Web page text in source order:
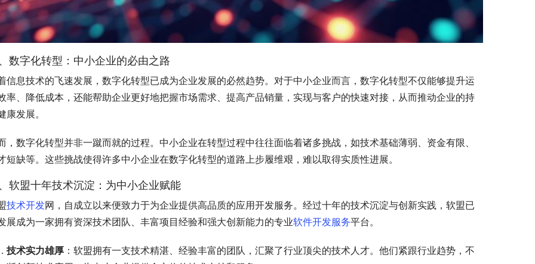
数字化转型：中小企业的必由之路
信息技术的飞速发展，数字化转型已成为企业发展的必然趋势。对于中小企业而言，数字化转型不仅能够提升运
率、降低成本，还能帮助企业更好地把握市场需求、提高产品销量，实现与客户的快速对接，从而推动企业的持
康发展。
，数字化转型并非一蹴而就的过程。中小企业在转型过程中往往面临着诸多挑战，如技术基础薄弱、资金有限、
短缺等。这些挑战使得许多中小企业在数字化转型的道路上步履维艰，难以取得实质性进展。
软盟十年技术沉淀：为中小企业赋能
技术开发网，自成立以来便致力于为企业提供高品质的应用开发服务。经过十年的技术沉淀与创新实践，软盟已
展成为一家拥有资深技术团队、丰富项目经验和强大创新能力的专业软件开发服务平台。
技术实力雄厚 ：软盟拥有一支技术精湛、经验丰富的团队，汇聚了行业顶尖的技术人才。他们紧跟行业趋势，不